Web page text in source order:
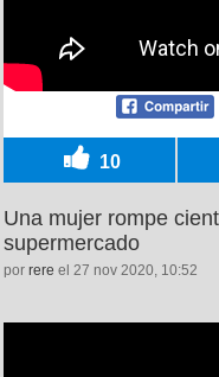
10
Una mujer rompe
supermercado
por rere el 27 nov 2020, 10:52